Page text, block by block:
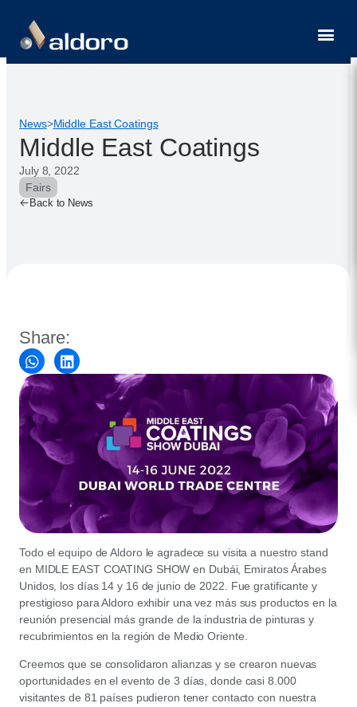
Contact
News>Middle East Coatings
Middle East Coatings
July 8, 2022
Fairs
Back to News
Share:
Todo el equipo de Aldoro le agradece su visita a nuestro stand
en MIDLE EAST COATING SHOW en Dubái, Emiratos Árabes
Unidos, los días 14 y 16 de junio de 2022. Fue gratificante y
prestigioso para Aldoro exhibir una vez más sus productos en la
reunión presencial más grande de la industria de pinturas y
recubrimientos en la región de Medio Oriente.
Creemos que se consolidaron alianzas y se crearon nuevas
oportunidades en el evento de 3 días, donde casi 8.000
visitantes de 81 países pudieron tener contacto con nuestra